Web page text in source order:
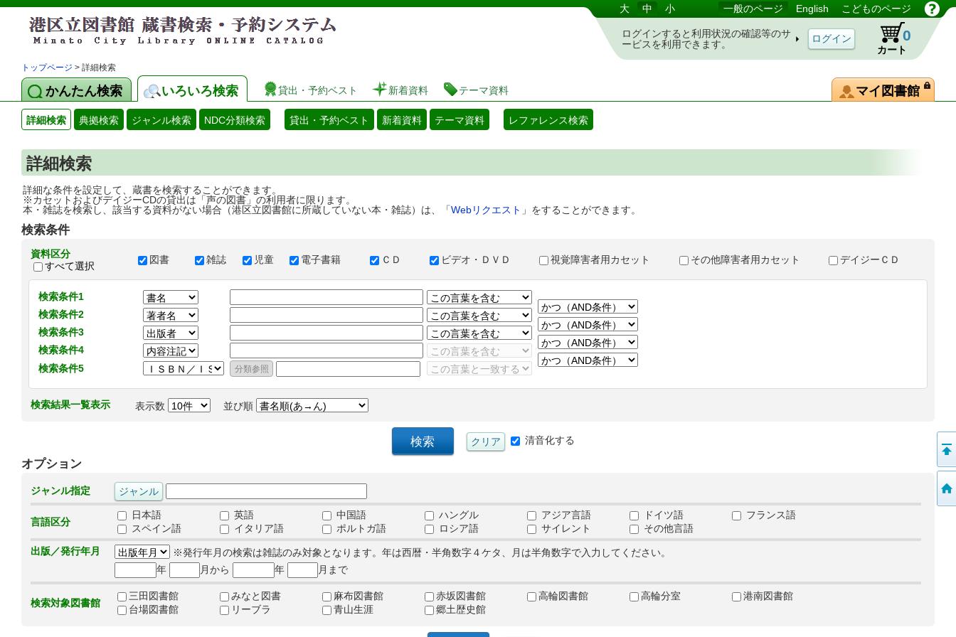
港区立図書館 蔵書検索・予約システム 大 中 小 一般のページ English こどものページ
ログインすると利用状況の確認等のサ
ービスを利用できます。
カート
0
トップページ > 詳細検索
かんたん検索 いろいろ検索 貸出・予約ベスト 新着資料 テーマ資料 マイ図書館
詳細検索 典拠検索 ジャンル検索 NDC分類検索 貸出・予約ベスト 新着資料 テーマ資料 レファレンス検索
詳細検索
詳細な条件を設定して、蔵書を検索することができます。
※カセットおよびデイジーCDの貸出は「声の図書」の利用者に限ります。
本・雑誌を検索し、該当する資料がない場合（港区立図書館に所蔵していない本・雑誌）は、「Webリクエスト 」をすることができます。
検索条件
資料区分
すべて選択
図書 雑誌 児童 電子書籍 ＣＤ ビデオ・ＤＶＤ 視覚障害者用カセット その他障害者用カセット デイジーＣＤ
検索条件1
検索条件2
検索条件3
検索条件4
検索条件5
検索結果一覧表示 表示数 並び順
清音化する
オプション
ジャンル指定
言語区分
日本語 英語 中国語 ハングル アジア言語 ドイツ語
フランス語
スペイン語
イタリア語 ポルトガ語 ロシア語 サイレント
その他言語
出版／発行年月
※発行年月の検索は雑誌のみ対象となります。年は西暦・半角数字４ケタ、月は半角数字で入力してください。
年
月から 年 月まで
検索対象図書館
三田図書館 みなと図書 麻布図書館 赤坂図書館 高輪図書館 高輪分室
港南図書館
台場図書館
リーブラ 青山生涯 郷土歴史館